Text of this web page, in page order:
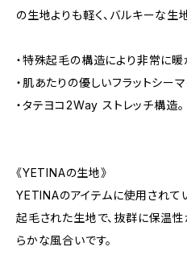
の生地よりも軽く、バルキーな生
・特殊起毛の構造により非常に暖
・肌あたりの優しいフラットシーマ
・タテヨコ2Way ストレッチ構造。
《YETINAの生地》
YETINAのアイテムに使用されて
起毛された生地で、抜群に保温
らかな風合いです。